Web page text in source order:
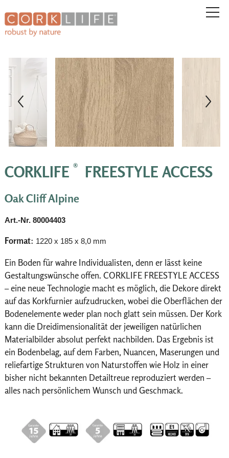
CORKLIFE ®FREESTYLE ACCESS
Oak Cliff Alpine
Art.-Nr. 80004403
Format: 1220 x 185 x 8,0 mm
Ein Boden für wahre Individualisten, denn er lässt keine
Gestaltungswünsche offen. CORKLIFE FREESTYLE ACCESS
– eine neue Technologie macht es möglich, die Dekore direkt
auf das Korkfurnier aufzudrucken, wobei die Oberflächen der
Bodenelemente weder plan noch glatt sein müssen. Der Kork
kann die Dreidimensionalität der jeweiligen natürlichen
Materialbilder absolut perfekt nachbilden. Das Ergebnis ist
ein Bodenbelag, auf dem Farben, Nuancen, Maserungen und
reliefartige Strukturen von Naturstoffen wie Holz in einer
bisher nicht bekannten Detailtreue reproduziert werden –
alles nach persönlichem Wunsch und Geschmack.